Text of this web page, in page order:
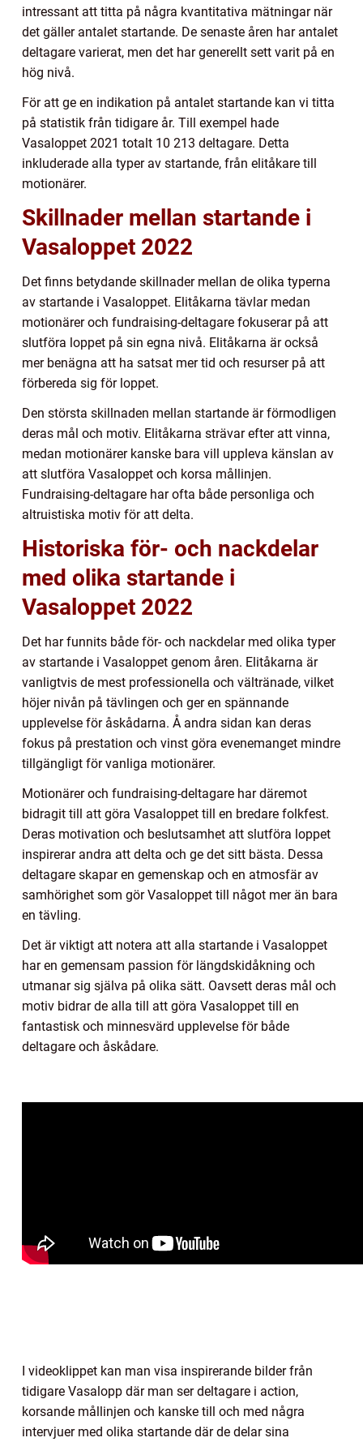
intressant att titta på några kvantitativa mätningar när
det gäller antalet startande. De senaste åren har antalet
deltagare varierat, men det har generellt sett varit på en
hög nivå.
För att ge en indikation på antalet startande kan vi titta
på statistik från tidigare år. Till exempel hade
Vasaloppet 2021 totalt 10 213 deltagare. Detta
inkluderade alla typer av startande, från elitåkare till
motionärer.
Skillnader mellan startande i
Vasaloppet 2022
Det finns betydande skillnader mellan de olika typerna
av startande i Vasaloppet. Elitåkarna tävlar medan
motionärer och fundraising-deltagare fokuserar på att
slutföra loppet på sin egna nivå. Elitåkarna är också
mer benägna att ha satsat mer tid och resurser på att
förbereda sig för loppet.
Den största skillnaden mellan startande är förmodligen
deras mål och motiv. Elitåkarna strävar efter att vinna,
medan motionärer kanske bara vill uppleva känslan av
att slutföra Vasaloppet och korsa mållinjen.
Fundraising-deltagare har ofta både personliga och
altruistiska motiv för att delta.
Historiska för- och nackdelar
med olika startande i
Vasaloppet 2022
Det har funnits både för- och nackdelar med olika typer
av startande i Vasaloppet genom åren. Elitåkarna är
vanligtvis de mest professionella och vältränade, vilket
höjer nivån på tävlingen och ger en spännande
upplevelse för åskådarna. Å andra sidan kan deras
fokus på prestation och vinst göra evenemanget mindre
tillgängligt för vanliga motionärer.
Motionärer och fundraising-deltagare har däremot
bidragit till att göra Vasaloppet till en bredare folkfest.
Deras motivation och beslutsamhet att slutföra loppet
inspirerar andra att delta och ge det sitt bästa. Dessa
deltagare skapar en gemenskap och en atmosfär av
samhörighet som gör Vasaloppet till något mer än bara
en tävling.
Det är viktigt att notera att alla startande i Vasaloppet
har en gemensam passion för längdskidåkning och
utmanar sig själva på olika sätt. Oavsett deras mål och
motiv bidrar de alla till att göra Vasaloppet till en
fantastisk och minnesvärd upplevelse för både
deltagare och åskådare.
I videoklippet kan man visa inspirerande bilder från
tidigare Vasalopp där man ser deltagare i action,
korsande mållinjen och kanske till och med några
intervjuer med olika startande där de delar sina